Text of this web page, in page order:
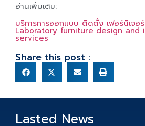
อ่านเพิ่มเติม:
บริการการออกแบบ ติดตั้ง เฟอร์นิเจอ
Laboratory furniture design and
services
Share this post :
Lasted News